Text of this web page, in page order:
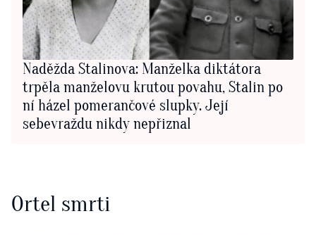
Naděžda Stalinova: Manželka diktátora
trpěla manželovu krutou povahu, Stalin po
ní házel pomerančové slupky. Její
sebevraždu nikdy nepřiznal
Ortel smrti